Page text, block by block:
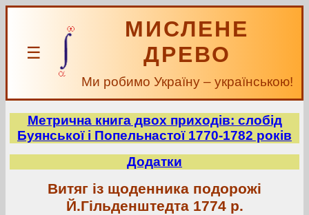
☰
МИСЛЕНЕ
ДРЕВО
Ми робимо Україну – українською!
Метрична книга двох приходів: слобід
Буянської і Попельнастої 1770-1782 років
Додатки
Витяг із щоденника подорожі
Й.Гільденштедта 1774 р.